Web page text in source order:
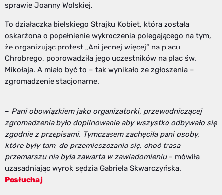
sprawie Joanny Wolskiej.
To działaczka bielskiego Strajku Kobiet, która została
oskarżona o popełnienie wykroczenia polegającego na tym,
że organizując protest „Ani jednej więcej” na placu
Chrobrego, poprowadziła jego uczestników na plac św.
Mikołaja. A miało być to – tak wynikało ze zgłoszenia –
zgromadzenie stacjonarne.
– Pani obowiązkiem jako organizatorki, przewodniczącej
zgromadzenia było dopilnowanie aby wszystko odbywało się
zgodnie z przepisami. Tymczasem zachęciła pani osoby,
które były tam, do przemieszczania się, choć trasa
przemarszu nie była zawarta w zawiadomieniu – mówiła
uzasadniając wyrok sędzia Gabriela Skwarczyńska.
Posłuchaj